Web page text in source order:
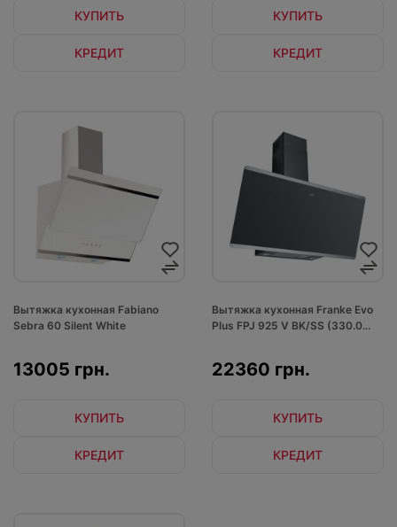
КУПИТЬ
КРЕДИТ
КУПИТЬ
КРЕДИТ
Вытяжка кухонная Fabiano
Sebra 60 Silent White
13005 грн.
КУПИТЬ
КРЕДИТ
Вытяжка кухонная Franke Evo
Plus FPJ 925 V BK/SS (330.0...
22360 грн.
КУПИТЬ
КРЕДИТ